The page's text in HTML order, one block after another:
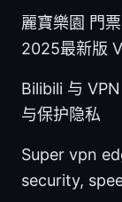
麗寶樂園 門
2025最新版
Bilibili 与
与保护隐私
Super vpn
security,